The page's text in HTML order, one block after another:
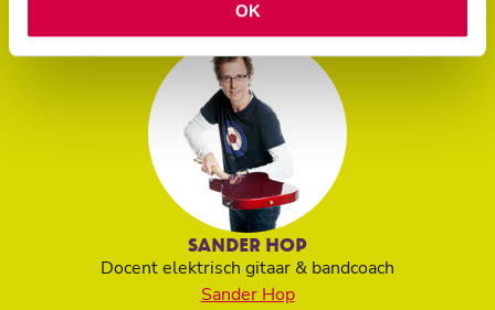
OK
SANDER HOP
Docent elektrisch gitaar & bandcoach
Sander Hop